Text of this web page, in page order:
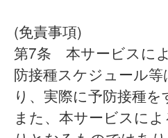
(免責事項)
第7条 本サービスに
防接種スケジュール
り、実際に予防接種
また、本サービスに